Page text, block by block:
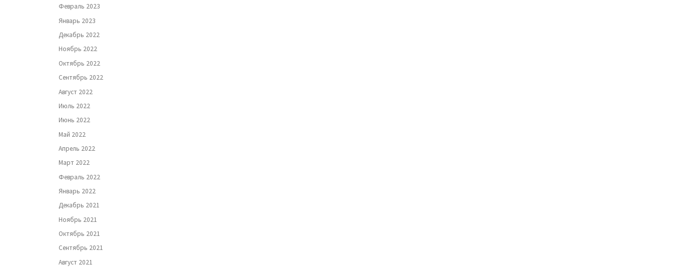
Февраль 2023
Январь 2023
Декабрь 2022
Ноябрь 2022
Октябрь 2022
Сентябрь 2022
Август 2022
Июль 2022
Июнь 2022
Май 2022
Апрель 2022
Март 2022
Февраль 2022
Январь 2022
Декабрь 2021
Ноябрь 2021
Октябрь 2021
Сентябрь 2021
Август 2021